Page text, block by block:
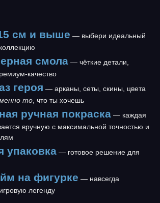
см и выше — выбери идеальный
смола — чёткие детали,
качество
героя — арканы, сеты, скины, цвета
то , что ты хочешь
ручная покраска — каждая
вручную с максимальной точностью и
упаковка — готовое решение для
на фигурке — навсегда
легенду